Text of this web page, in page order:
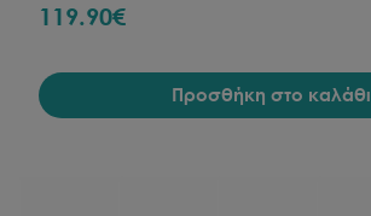
119.90€
Προσθήκη στο καλάθι